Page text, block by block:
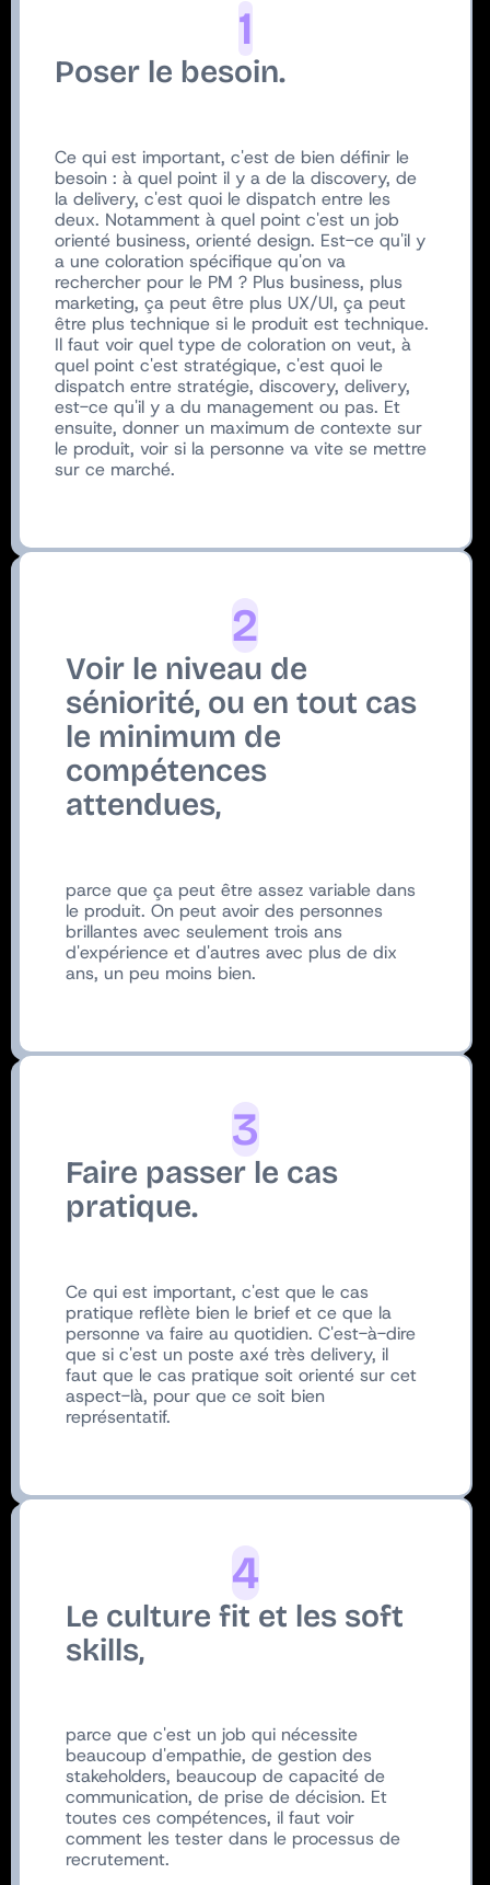
1
Poser le besoin.
Ce qui est important, c'est de bien définir le
besoin : à quel point il y a de la discovery, de
la delivery, c'est quoi le dispatch entre les
deux. Notamment à quel point c'est un job
orienté business, orienté design. Est-ce qu'il y
a une coloration spécifique qu'on va
rechercher pour le PM ? Plus business, plus
marketing, ça peut être plus UX/UI, ça peut
être plus technique si le produit est technique.
Il faut voir quel type de coloration on veut, à
quel point c'est stratégique, c'est quoi le
dispatch entre stratégie, discovery, delivery,
est-ce qu'il y a du management ou pas. Et
ensuite, donner un maximum de contexte sur
le produit, voir si la personne va vite se mettre
sur ce marché.
2
Voir le niveau de
séniorité, ou en tout cas
le minimum de
compétences
attendues,
parce que ça peut être assez variable dans
le produit. On peut avoir des personnes
brillantes avec seulement trois ans
d'expérience et d'autres avec plus de dix
ans, un peu moins bien.
3
Faire passer le cas
pratique.
Ce qui est important, c'est que le cas
pratique reflète bien le brief et ce que la
personne va faire au quotidien. C'est-à-dire
que si c'est un poste axé très delivery, il
faut que le cas pratique soit orienté sur cet
aspect-là, pour que ce soit bien
représentatif.
4
Le culture fit et les soft
skills,
parce que c'est un job qui nécessite
beaucoup d'empathie, de gestion des
stakeholders, beaucoup de capacité de
communication, de prise de décision. Et
toutes ces compétences, il faut voir
comment les tester dans le processus de
recrutement.